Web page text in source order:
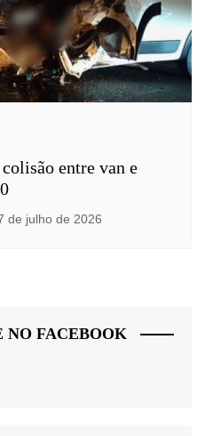
entre van e
de julho de 2026
NO FACEBOOK